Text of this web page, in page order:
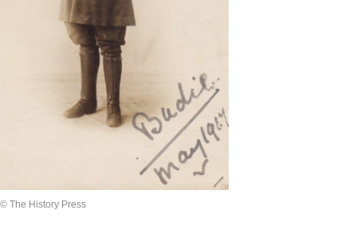
© The History Press